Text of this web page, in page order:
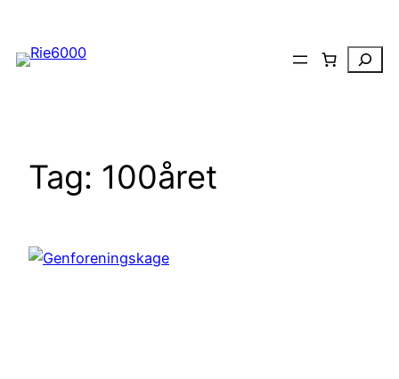
indhold
Search
Tag: 100året